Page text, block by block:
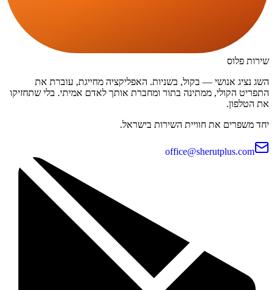
שירות פלוס
השג נציג אנושי — בקול, בשניות. האפליקציה מחייגת, עוברת את
התפריט הקולי, ממתינה בתור ומחברת אותך לאדם אמיתי. בלי שתחזיקו
את הטלפון.
יחד משפרים את חוויית השירות בישראל.
office@sherutplus.com